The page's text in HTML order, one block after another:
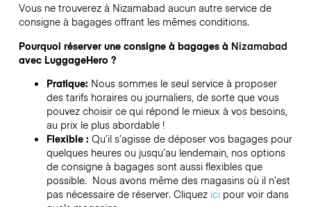
Vous ne trouverez à Nizamabad aucun autre service de
consigne à bagages offrant les mêmes conditions.
Pourquoi réserver une consigne à bagages à Nizamabad
avec LuggageHero ?
Pratique: Nous sommes le seul service à proposer
des tarifs horaires ou journaliers, de sorte que vous
pouvez choisir ce qui répond le mieux à vos besoins,
au prix le plus abordable !
Flexible : Qu’il s’agisse de déposer vos bagages pour
quelques heures ou jusqu’au lendemain, nos options
de consigne à bagages sont aussi flexibles que
possible. Nous avons même des magasins où il n’est
pas nécessaire de réserver. Cliquez icipour voir dans